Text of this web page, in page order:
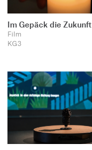
Im Gepäck die Zukunft
Film
KG3